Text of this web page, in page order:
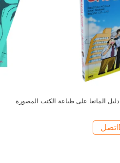
دليل المانغا على طباعة الكتب المصورة
اتصل